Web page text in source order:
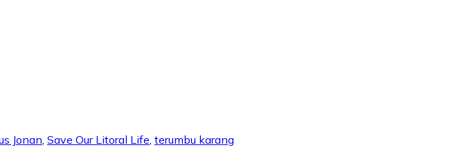
Jonan, Save Our Litoral Life, terumbu karang